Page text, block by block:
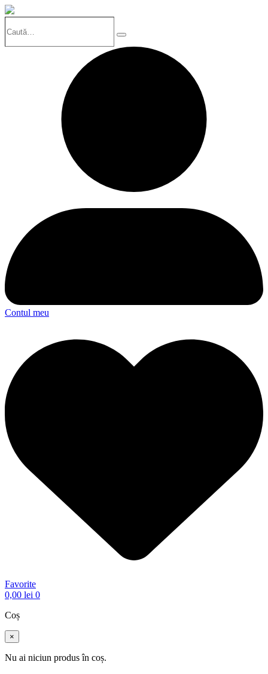
Search
Contul meu
Favorite
0,00 lei 0
Coș
×
Nu ai niciun produs în coș.